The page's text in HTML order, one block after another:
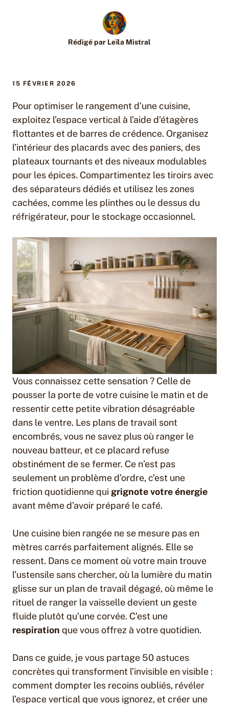
Rédigé par Leïla Mistral
15 FÉVRIER 2026
Pour optimiser le rangement d’une cuisine,
exploitez l’espace vertical à l’aide d’étagères
flottantes et de barres de crédence. Organisez
l’intérieur des placards avec des paniers, des
plateaux tournants et des niveaux modulables
pour les épices. Compartimentez les tiroirs avec
des séparateurs dédiés et utilisez les zones
cachées, comme les plinthes ou le dessus du
réfrigérateur, pour le stockage occasionnel.
Vous connaissez cette sensation ? Celle de
pousser la porte de votre cuisine le matin et de
ressentir cette petite vibration désagréable
dans le ventre. Les plans de travail sont
encombrés, vous ne savez plus où ranger le
nouveau batteur, et ce placard refuse
obstinément de se fermer. Ce n’est pas
seulement un problème d’ordre, c’est une
friction quotidienne qui grignote votre énergie
avant même d’avoir préparé le café.
Une cuisine bien rangée ne se mesure pas en
mètres carrés parfaitement alignés. Elle se
ressent. Dans ce moment où votre main trouve
l’ustensile sans chercher, où la lumière du matin
glisse sur un plan de travail dégagé, où même le
rituel de ranger la vaisselle devient un geste
fluide plutôt qu’une corvée. C’est une
respiration que vous offrez à votre quotidien.
Dans ce guide, je vous partage 50 astuces
concrètes qui transforment l’invisible en visible :
comment dompter les recoins oubliés, révéler
l’espace vertical que vous ignorez, et créer une